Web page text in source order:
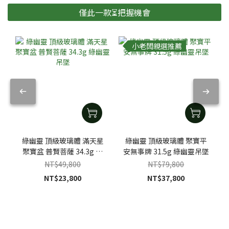
僅此一款⏳把握機會
綠幽靈 頂級玻璃體 滿天星
聚寶盆 普賢菩薩 34.3g 綠
幽靈吊墜
NT$49,800
NT$23,800
小老闆親選推薦
綠幽靈 頂級玻璃體 聚寶平
安無事牌 31.5g 綠幽靈吊墜
NT$79,800
NT$37,800